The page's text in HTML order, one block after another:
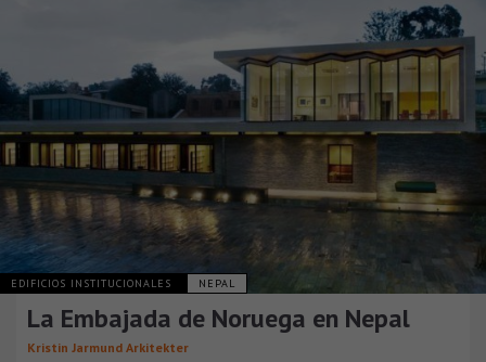
EDIFICIOS INSTITUCIONALES NEPAL
La Embajada de Noruega en Nepal
Kristin Jarmund Arkitekter